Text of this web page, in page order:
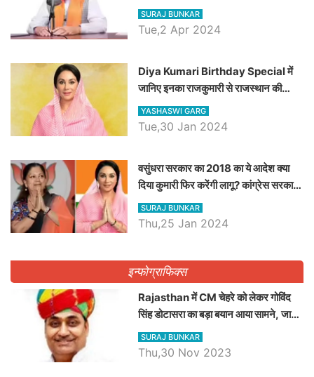
रैली, एक सभा से 8 सीटों पर साधेगें निशाना
SURAJ BUNKAR
Tue,2 Apr 2024
Diya Kumari Birthday Special में
जानिए इनका राजकुमारी से राजस्थान की
डिप्टी सीएम बनने तक का सफर, एक क्लिक में
जाने पूरा जीवन परिचय
YASHASWI GARG
Tue,30 Jan 2024
वसुंधरा सरकार का 2018 का ये आदेश क्या
दिया कुमारी फिर करेंगी लागू? कांग्रेस सरकार
ने किया था निरस्त
SURAJ BUNKAR
Thu,25 Jan 2024
इन्फोग्राफिक्स
Rajasthan में CM चेहरे को लेकर गोविंद
सिंह डोटासरा का बड़ा बयान आया सामने, जानें
विचार
SURAJ BUNKAR
Thu,30 Nov 2023